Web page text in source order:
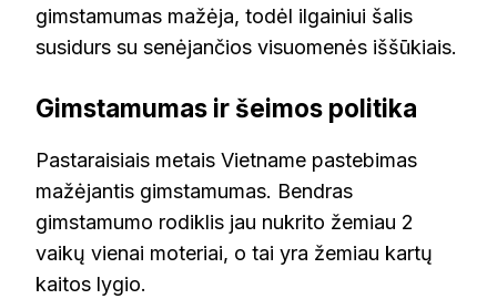
gimstamumas mažėja, todėl ilgainiui šalis
susidurs su senėjančios visuomenės iššūkiais.
Gimstamumas ir šeimos politika
Pastaraisiais metais Vietname pastebimas
mažėjantis gimstamumas. Bendras
gimstamumo rodiklis jau nukrito žemiau 2
vaikų vienai moteriai, o tai yra žemiau kartų
kaitos lygio.